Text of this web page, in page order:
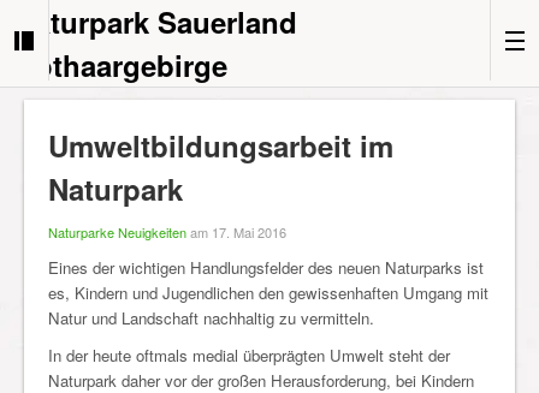
Naturpark Sauerland
Rothaargebirge
Umweltbildungsarbeit im
Naturpark
Naturparke Neuigkeitenam 17. Mai 2016
Eines der wichtigen Handlungsfelder des neuen Naturparks ist
es, Kindern und Jugendlichen den gewissenhaften Umgang mit
Natur und Landschaft nachhaltig zu vermitteln.
In der heute oftmals medial überprägten Umwelt steht der
Naturpark daher vor der großen Herausforderung, bei Kindern